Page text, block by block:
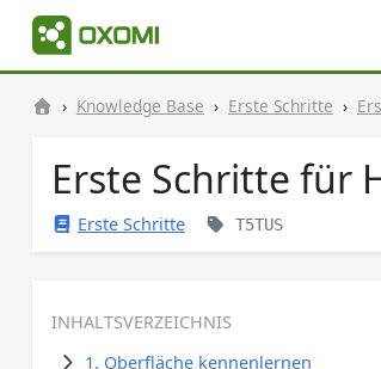
Knowledge Base Erste Schritte
Erste Schritte für
Erste Schritte T5TUS
INHALTSVERZEICHNIS
1. Oberfläche kennenlernen